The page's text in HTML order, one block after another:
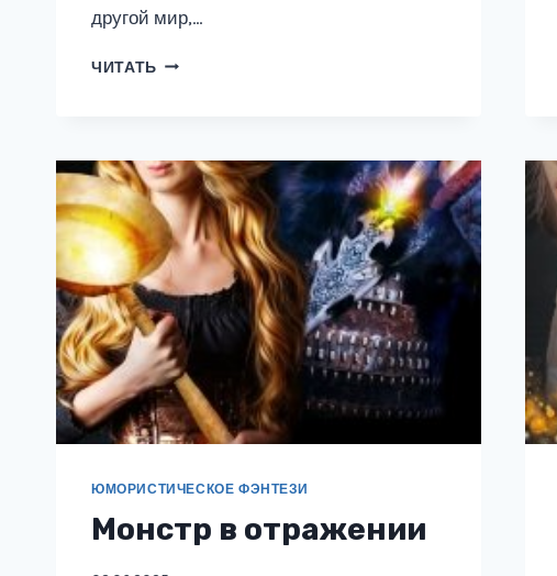
другой мир,…
ЧИТАТЬ МАК
ЮМОРИСТИЧЕСКОЕ ФЭНТЕЗИ
Монстр в отражении